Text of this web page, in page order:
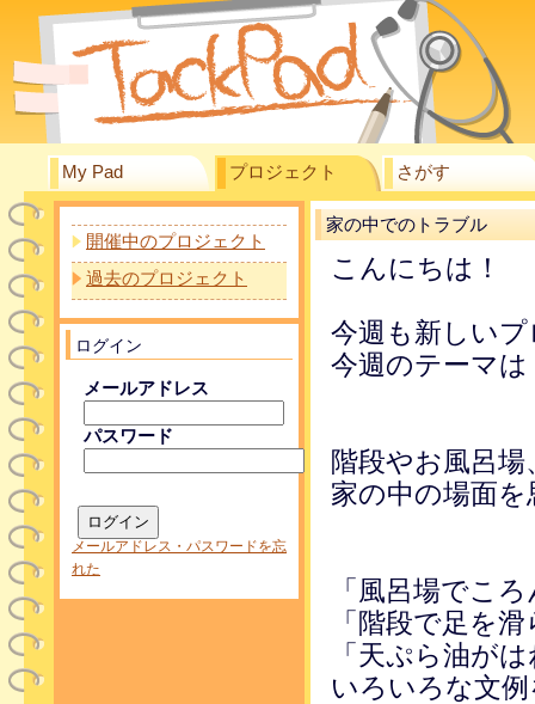
My Pad プロジェクト さがす
開催中のプロジェクト
過去のプロジェクト
ログイン
メールアドレス
パスワード
メールアドレス・パスワードを忘
れた
家の中でのトラブル
こんにちは！
今週も新しい
今週のテーマ
階段やお風呂
家の中の場面
「風呂場でこ
「階段で足を
「天ぷら油が
いろいろな文